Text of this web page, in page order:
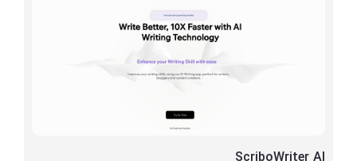
ScriboWriter AI